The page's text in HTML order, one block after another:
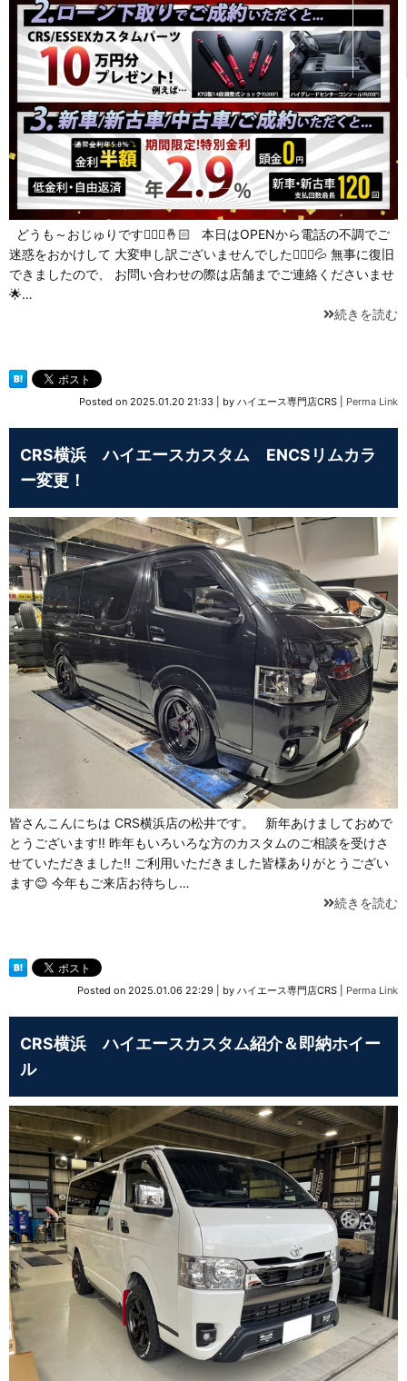
どうも～おじゅりです🙋🏻‍♀️🤞🏻 本日はOPENから電話の不調でご
迷惑をおかけして 大変申し訳ございませんでした🙇🏻‍♀️💦 無事に復旧
できましたので、 お問い合わせの際は店舗までご連絡くださいませ
🌟…
続きを読む
Posted on 2025.01.20 21:33 by ハイエース専門店CRS Perma Link
CRS横浜 ハイエースカスタム ENCSリムカラ
ー変更！
皆さんこんにちは CRS横浜店の松井です。 新年あけましておめで
とうございます‼ 昨年もいろいろな方のカスタムのご相談を受けさ
せていただきました‼ ご利用いただきました皆様ありがとうござい
ます😊 今年もご来店お待ちし…
続きを読む
Posted on 2025.01.06 22:29 by ハイエース専門店CRS Perma Link
CRS横浜 ハイエースカスタム紹介＆即納ホイー
ル